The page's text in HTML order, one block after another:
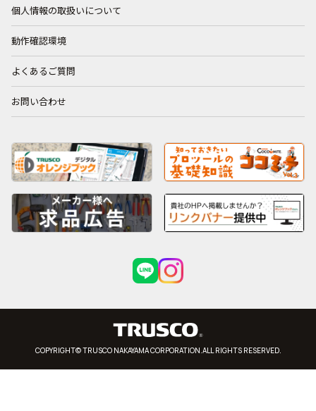
個人情報の取扱いについて
動作確認環境
よくあるご質問
お問い合わせ
COPYRIGHT© TRUSCO NAKAYAMA CORPORATION.ALL RIGHTS RESERVED.